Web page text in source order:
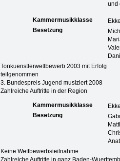
und
Kammermusikklasse
Besetzung
Tonkuenstlerwettbewerb 2003 mit Erfolg
teilgenommen
3. Bundespreis Jugend musiziert 2008
Zahlreiche Auftritte in der Region
Kammermusikklasse
Besetzung
Keine Wettbewerbsteilnahme